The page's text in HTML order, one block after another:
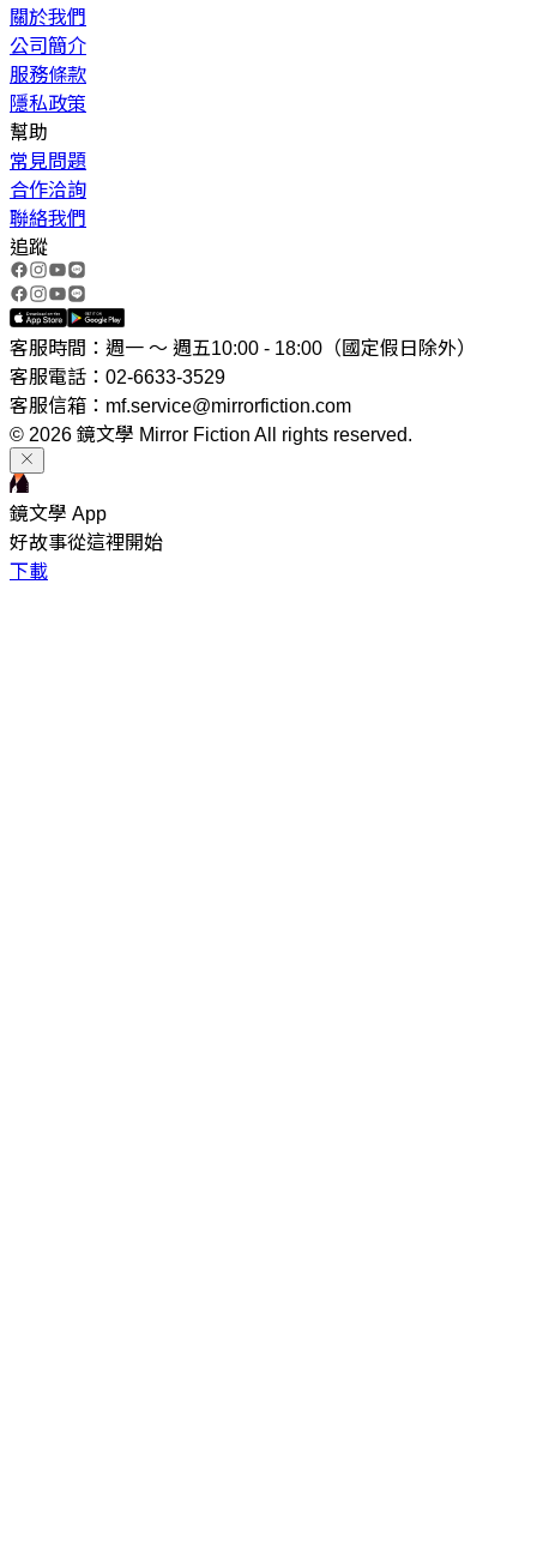
關於我們
公司簡介
服務條款
隱私政策
幫助
常見問題
合作洽詢
聯絡我們
追蹤
客服時間：週一 ～ 週五10:00 - 18:00（國定假日除外）
客服電話：02-6633-3529
客服信箱：mf.service@mirrorfiction.com
© 2026 鏡文學 Mirror Fiction All rights reserved.
鏡文學 App
好故事從這裡開始
下載